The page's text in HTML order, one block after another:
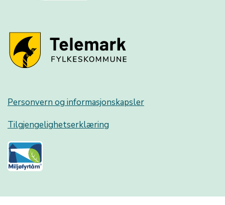
Personvern og informasjonskapsler
Tilgjengelighetserklæring